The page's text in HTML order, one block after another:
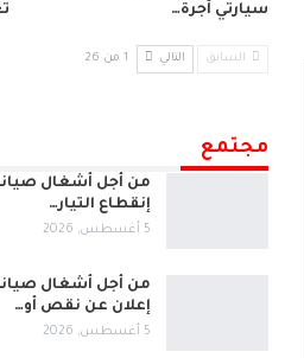
سيارتي أجرة…
السابق التالي 1 من 26
مجتمع
من أجل أشغال
إنقطاع التيار…
5 أغسطس, 2026
من أجل أشغال
إعلان عن نقص أو…
5 أغسطس, 2026